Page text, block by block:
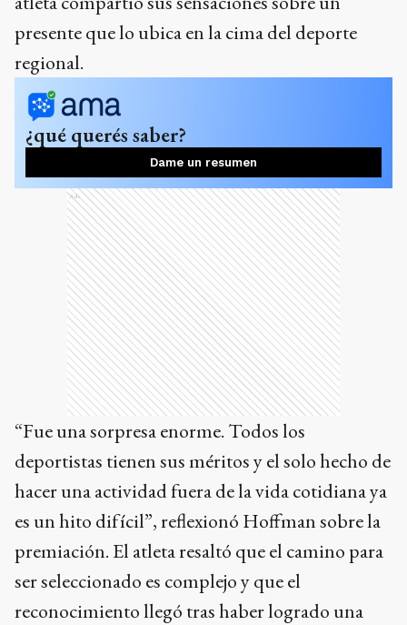
presente que lo ubica en la cima del deporte
regional.
¿qué querés saber?
Dame un resumen
Ads
“Fue una sorpresa enorme. Todos los
deportistas tienen sus méritos y el solo hecho de
hacer una actividad fuera de la vida cotidiana ya
es un hito difícil”, reflexionó Hoffman sobre la
premiación. El atleta resaltó que el camino para
ser seleccionado es complejo y que el
reconocimiento llegó tras haber logrado una